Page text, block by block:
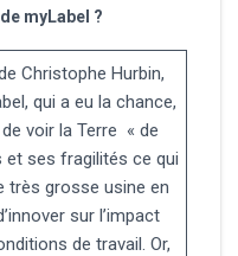
myLabel ?
Christophe Hurbin,
qui a eu la chance,
voir la Terre « de
et ses fragilités ce qui
très grosse usine en
sur l’impact
de travail. Or,